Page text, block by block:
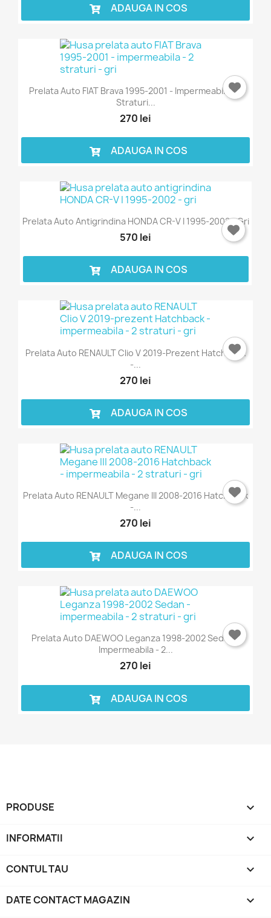
ADAUGA IN COS
Prelata Auto FIAT Brava 1995-2001 - Impermeabila - 2
Straturi...
270 lei
ADAUGA IN COS
Prelata Auto Antigrindina HONDA CR-V I 1995-2002 - Gri
570 lei
ADAUGA IN COS
Prelata Auto RENAULT Clio V 2019-Prezent Hatchback
-...
270 lei
ADAUGA IN COS
Prelata Auto RENAULT Megane III 2008-2016 Hatchback
-...
270 lei
ADAUGA IN COS
Prelata Auto DAEWOO Leganza 1998-2002 Sedan -
Impermeabila - 2...
270 lei
ADAUGA IN COS
PRODUSE 
INFORMATII 
CONTUL TAU 
DATE CONTACT MAGAZIN keyboard_arrow_down